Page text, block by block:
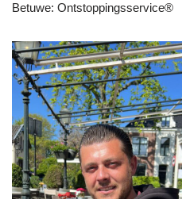
Betuwe: Ontstoppingsservice®